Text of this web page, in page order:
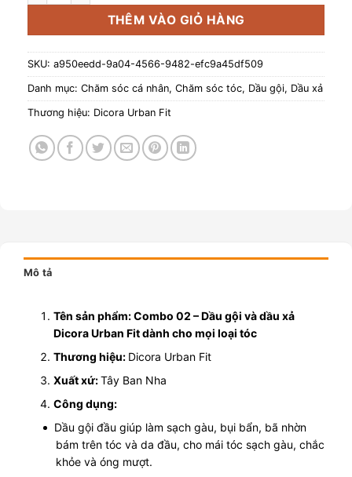
THÊM VÀO GIỎ HÀNG
SKU: a950eedd-9a04-4566-9482-efc9a45df509
Danh mục: Chăm sóc cá nhân, Chăm sóc tóc, Dầu gội, Dầu xả
Thương hiệu: Dicora Urban Fit
Mô tả
Tên sản phẩm:Combo 02 – Dầu gội và dầu xả
Dicora Urban Fit dành cho mọi loại tóc
Thương hiệu: Dicora Urban Fit
Xuất xứ:Tây Ban Nha
Công dụng:
Dầu gội đầu giúp làm sạch gàu, bụi bẩn, bã nhờn
bám trên tóc và da đầu, cho mái tóc sạch gàu, chắc
khỏe và óng mượt.